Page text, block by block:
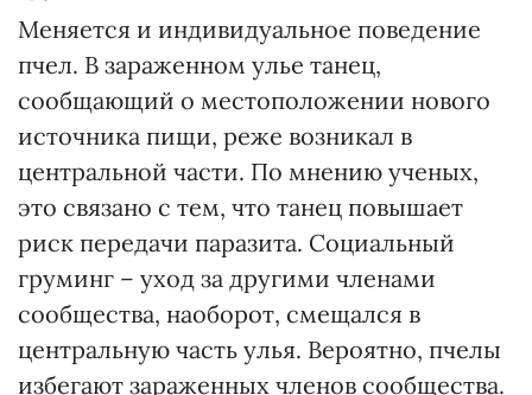
Меняется и индивидуальное поведение
пчел. В зараженном улье танец,
сообщающий о местоположении нового
источника пищи, реже возникал в
центральной части. По мнению ученых,
это связано с тем, что танец повышает
риск передачи паразита. Социальный
груминг – уход за другими членами
сообщества, наоборот, смещался в
центральную часть улья. Вероятно, пчелы
избегают зараженных членов сообщества.